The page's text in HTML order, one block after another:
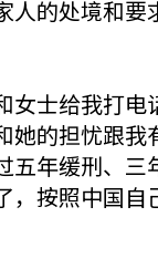
人的处境和要
士给我打电
她的担忧跟我
五年缓刑、三
，按照中国自